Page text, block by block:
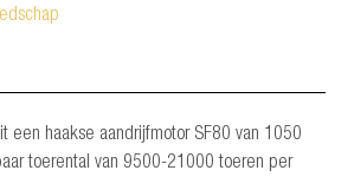
een haakse aandrijfmotor SF80 van 1050
toerental van 9500-21000 toeren per